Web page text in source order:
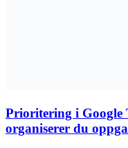
Prioritering i Google
organiserer du